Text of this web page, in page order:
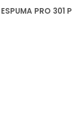
ESPUMA PRO 301